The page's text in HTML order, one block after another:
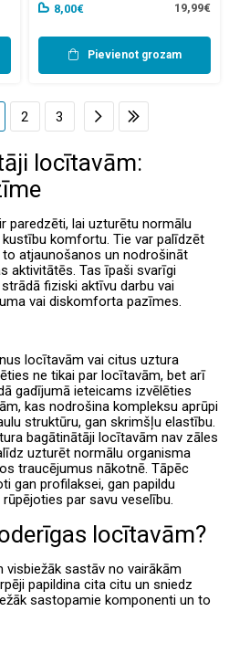
8,00€
19,99€
Pievienot grozam
2 3
locītavām:
paredzēti, lai uzturētu normālu
komfortu. Tie var palīdzēt
atjaunošanos un nodrošināt
aktivitātēs. Tas īpaši svarīgi
fiziski aktīvu darbu vai
vai diskomforta pazīmes.
locītavām vai citus uztura
ne tikai par locītavām, bet arī
gadījumā ieteicams izvēlēties
kas nodrošina kompleksu aprūpi
struktūru, gan skrimšļu elastību.
bagātinātāji locītavām nav zāles
uzturēt normālu organisma
traucējumus nākotnē. Tāpēc
gan profilaksei, gan papildu
par savu veselību.
locītavām?
sastāv no vairākām
papildina cita citu un sniedz
sastopamie komponenti un to